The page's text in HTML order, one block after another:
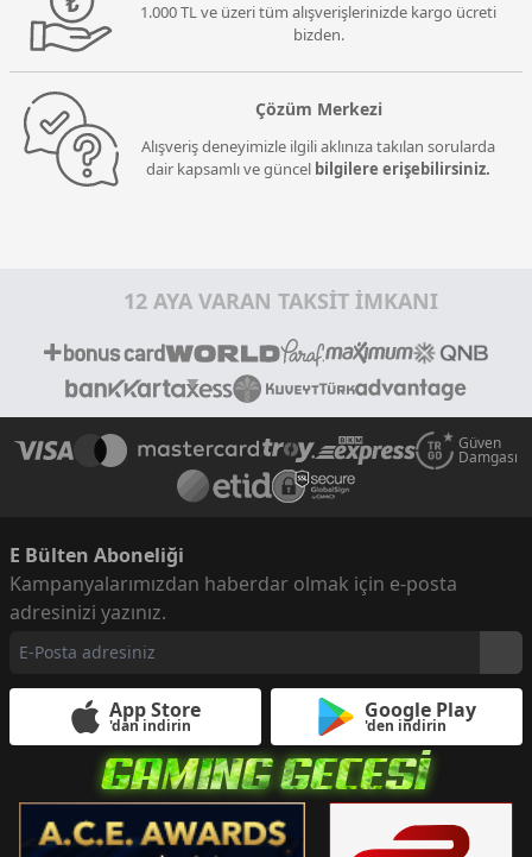
1.000 TL ve üzeri tüm alışverişlerinizde kargo ücreti
bizden.
Çözüm Merkezi
Alışveriş deneyimizle ilgili aklınıza takılan sorularda
dair kapsamlı ve güncel bilgilere erişebilirsiniz.
12 AYA VARAN TAKSİT İMKANI
Güven
Damgası
E Bülten Aboneliği
Kampanyalarımızdan haberdar olmak için e-posta
adresinizi yazınız.
App Store
'dan indirin
Google Play
'den indirin